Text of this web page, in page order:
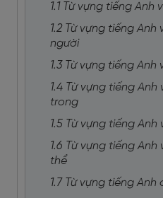
1.1 Từ vựng tiếng Anh
1.2 Từ vựng tiếng
người
1.3 Từ vựng tiếng Anh
1.4 Từ vựng tiếng
trong
1.5 Từ vựng tiếng
1.6 Từ vựng tiếng
thể
1.7 Từ vựng tiếng